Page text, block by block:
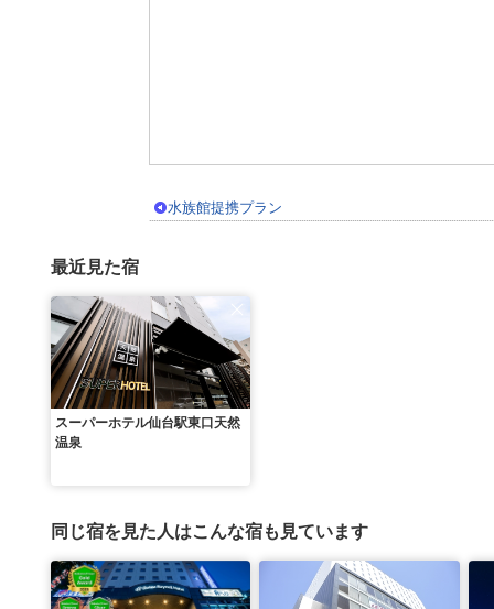
水族館提携プラン
最近見た宿
スーパーホテル仙台駅東口天然
温泉
同じ宿を見た人はこんな宿も見ています